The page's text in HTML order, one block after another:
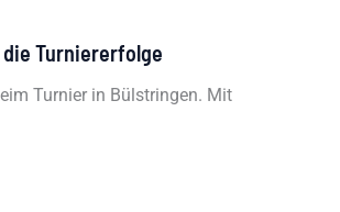
Turniererfolge
Turnier in Bülstringen. Mit